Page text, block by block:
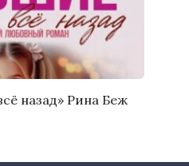
назад» Рина Беж